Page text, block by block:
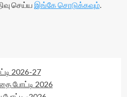
செய்ய இங்கே சொடுக்கவும்.
2026-27
போட்டி 2026